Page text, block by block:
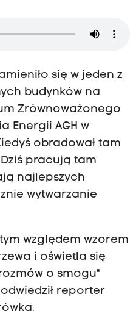
się w jeden z
budynków na
Zrównoważonego
Energii AGH w
obradował tam
pracują tam
najlepszych
wytwarzanie
względem wzorem
i oświetla się
o smogu"
reporter